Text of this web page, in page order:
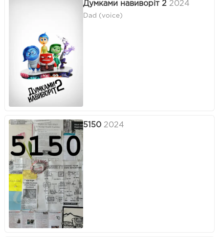
Думками навиворіт 2 2024
Dad (voice)
5150 2024